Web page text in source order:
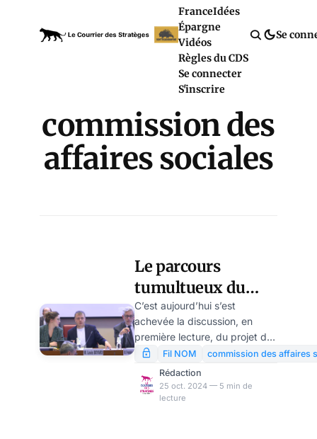
FranceIdées
Épargne
Vidéos
Règles du CDS
Se connecter
S'inscrire
Se
commission des
affaires sociales
Le parcours
tumultueux du
PLFSS 2025 achevé
en commission
C’est aujourd’hui s’est
achevée la discussion, en
première lecture, du projet de
loi de financement de la
sécurité sociale pour 2025
(PLFSS 2025) au sein de la
commission des affaires
Fil NOM
commission des affaires
Rédaction
25 oct. 2024 — 5 min de
lecture